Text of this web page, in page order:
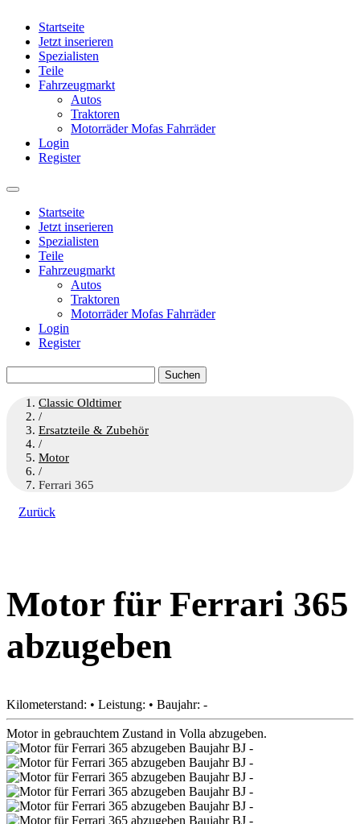
Startseite
Jetzt inserieren
Spezialisten
Teile
Fahrzeugmarkt
Autos
Traktoren
Motorräder Mofas Fahrräder
Login
Register
Startseite
Jetzt inserieren
Spezialisten
Teile
Fahrzeugmarkt
Autos
Traktoren
Motorräder Mofas Fahrräder
Login
Register
nach:
Classic Oldtimer
/
Ersatzteile & Zubehör
/
Motor
/
Ferrari 365
Zurück
Motor für Ferrari 365
abzugeben
Kilometerstand: • Leistung: • Baujahr: -
Motor in gebrauchtem Zustand in Volla abzugeben.